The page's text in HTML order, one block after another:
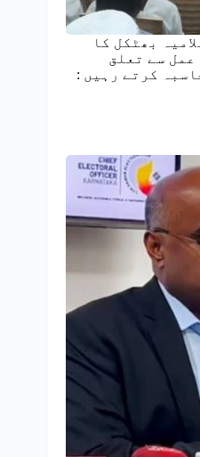
بھٹکل کا
عمل سے تعلق
کرتے رہیں :